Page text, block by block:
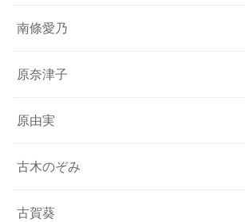
南條愛乃
原奈津子
原由実
古木のぞみ
古賀葵